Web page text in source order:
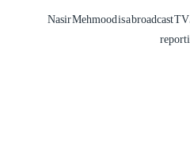
Nasir Mehmood is a broadcast